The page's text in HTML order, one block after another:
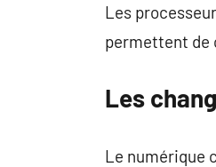
Les
permettent de
Les
Le numérique